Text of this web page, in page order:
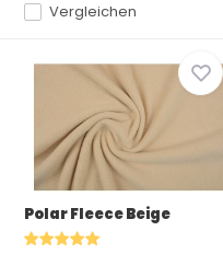
Vergleichen
Polar Fleece Beige